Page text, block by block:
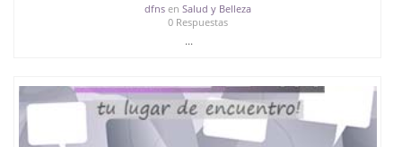
dfnsen Salud y Belleza
0 Respuestas
...